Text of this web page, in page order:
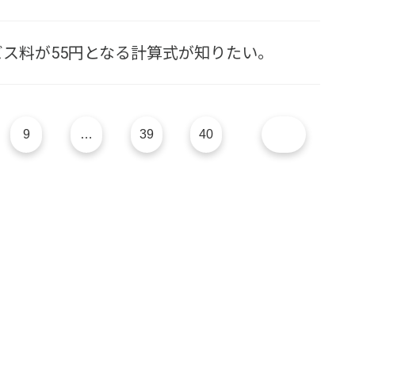
料が55円となる計算式が知りたい。
9 … 39 40